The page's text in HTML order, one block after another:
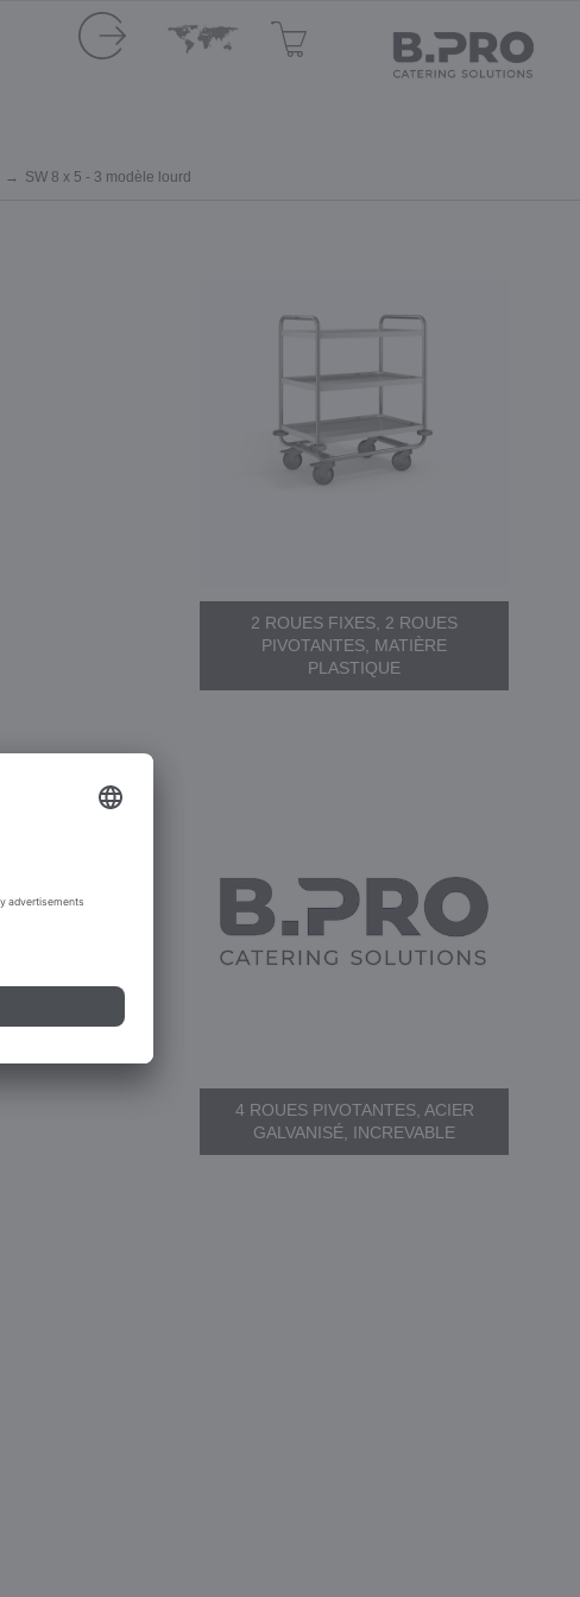
SW 8 x 5 - 3 modèle lourd
2 ROUES FIXES, 2 ROUES
PIVOTANTES, MATIÈRE
PLASTIQUE
4 ROUES PIVOTANTES, ACIER
GALVANISÉ, INCREVABLE